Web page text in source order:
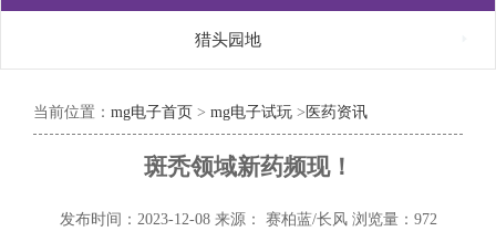
猎头园地
当前位置： mg电子首页 > mg电子试玩 > 医药资讯
斑秃领域新药频现！
发布时间：2023-12-08 来源： 赛柏蓝/长风 浏览量：972